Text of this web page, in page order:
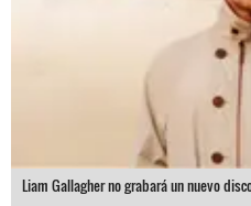
Liam Gallagher no grabará un nuevo